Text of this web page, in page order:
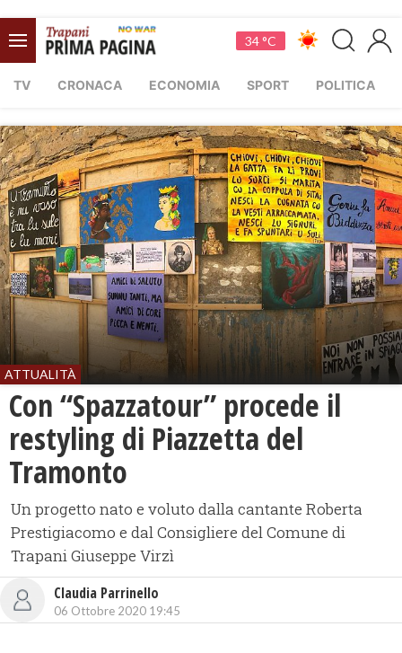
34 °C
TV CRONACA ECONOMIA SPORT POLITICA
ATTUALITÀ
Con “Spazzatour” procede il
restyling di Piazzetta del
Tramonto
Un progetto nato e voluto dalla cantante Roberta
Prestigiacomo e dal Consigliere del Comune di
Trapani Giuseppe Virzì
Claudia Parrinello
06 Ottobre 2020 19:45